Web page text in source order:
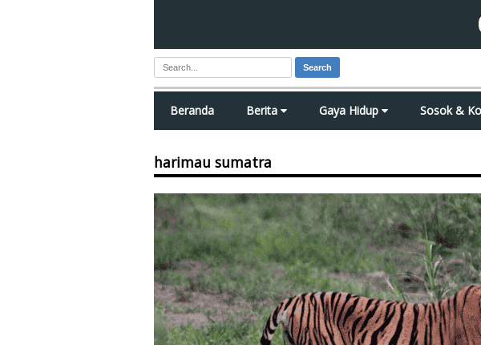
Search
Beranda Berita Gaya Hidup Sosok &
harimau sumatra